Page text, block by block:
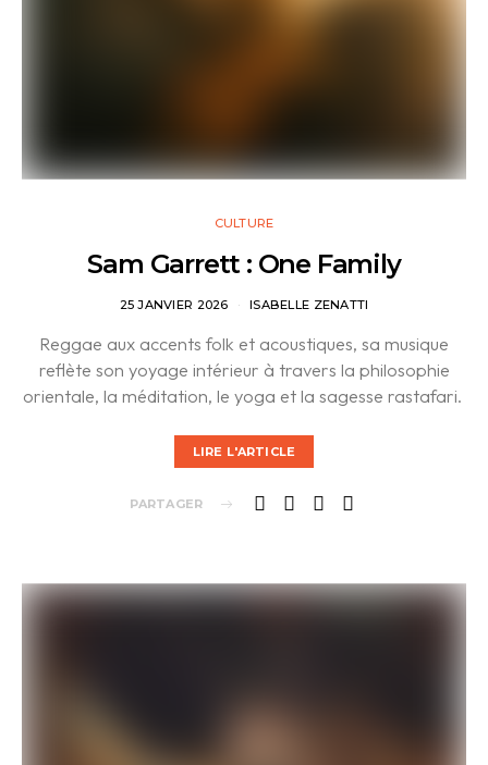
CULTURE
Sam Garrett : One Family
25 JANVIER 2026 ISABELLE ZENATTI
Reggae aux accents folk et acoustiques, sa musique
reflète son yoyage intérieur à travers la philosophie
orientale, la méditation, le yoga et la sagesse rastafari.
LIRE L'ARTICLE
PARTAGER